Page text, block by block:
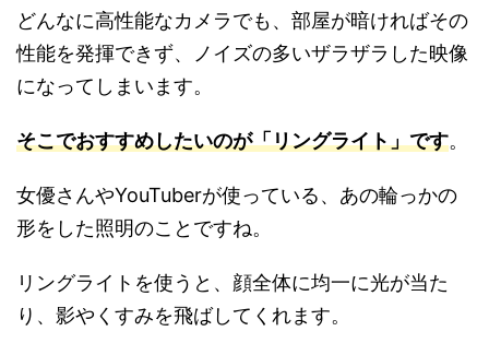
どんなに高性能なカメラでも、部屋が暗ければその
性能を発揮できず、ノイズの多いザラザラした映像
になってしまいます。
そこでおすすめしたいのが「リングライト」です。
女優さんやYouTuberが使っている、あの輪っかの
形をした照明のことですね。
リングライトを使うと、顔全体に均一に光が当た
り、影やくすみを飛ばしてくれます。